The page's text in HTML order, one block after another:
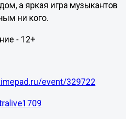
а яркая игра музыкантов
ни кого.
- 12+
event/329722